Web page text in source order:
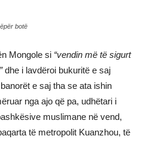
botë
Mongole si “vendin më të sigurt
dhe i lavdëroi bukuritë e saj
e saj tha se ata ishin
nga ajo që pa, udhëtari i
muslimane në vend,
të metropolit Kuanzhou, të